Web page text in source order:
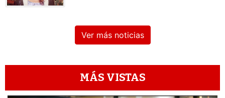
Ver más noticias
MÁS VISTAS